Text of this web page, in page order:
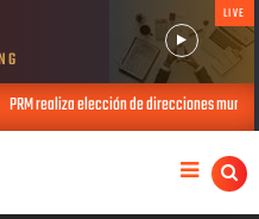
LIVE
PRM realiza elección de direcciones